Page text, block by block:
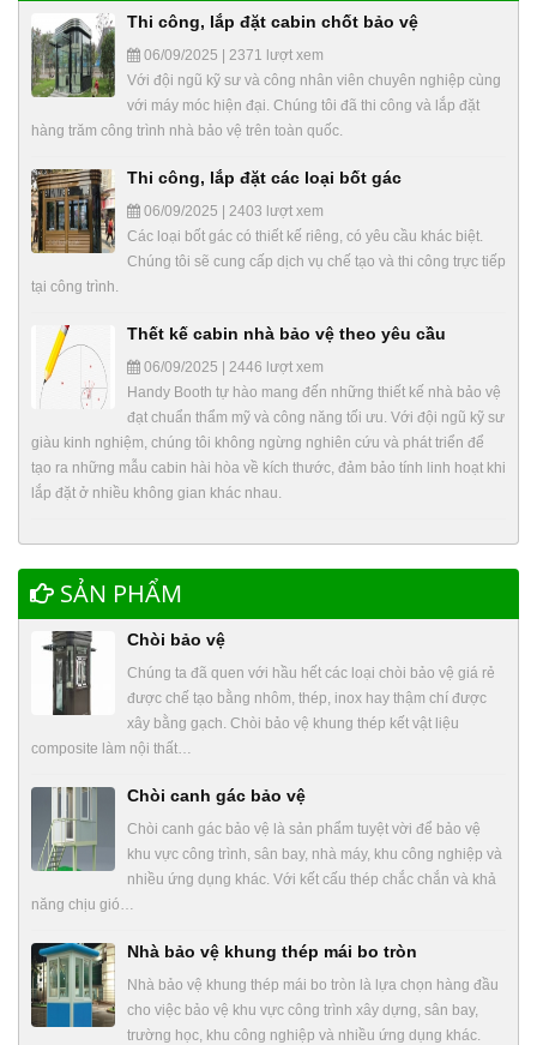
Thi công, lắp đặt cabin chốt bảo vệ
06/09/2025 | 2371 lượt xem
Với đội ngũ kỹ sư và công nhân viên chuyên nghiệp cùng
với máy móc hiện đại. Chúng tôi đã thi công và lắp đặt
hàng trăm công trình nhà bảo vệ trên toàn quốc.
Thi công, lắp đặt các loại bốt gác
06/09/2025 | 2403 lượt xem
Các loại bốt gác có thiết kế riêng, có yêu cầu khác biệt.
Chúng tôi sẽ cung cấp dịch vụ chế tạo và thi công trực tiếp
tại công trình.
Thết kế cabin nhà bảo vệ theo yêu cầu
06/09/2025 | 2446 lượt xem
Handy Booth tự hào mang đến những thiết kế nhà bảo vệ
đạt chuẩn thẩm mỹ và công năng tối ưu. Với đội ngũ kỹ sư
giàu kinh nghiệm, chúng tôi không ngừng nghiên cứu và phát triển để
tạo ra những mẫu cabin hài hòa về kích thước, đảm bảo tính linh hoạt khi
lắp đặt ở nhiều không gian khác nhau.
SẢN PHẨM
Chòi bảo vệ
Chúng ta đã quen với hầu hết các loại chòi bảo vệ giá rẻ
được chế tạo bằng nhôm, thép, inox hay thậm chí được
xây bằng gạch. Chòi bảo vệ khung thép kết vật liệu
composite làm nội thất…
Chòi canh gác bảo vệ
Chòi canh gác bảo vệ là sản phẩm tuyệt vời để bảo vệ
khu vực công trình, sân bay, nhà máy, khu công nghiệp và
nhiều ứng dụng khác. Với kết cấu thép chắc chắn và khả
năng chịu gió…
Nhà bảo vệ khung thép mái bo tròn
Nhà bảo vệ khung thép mái bo tròn là lựa chọn hàng đầu
cho việc bảo vệ khu vực công trình xây dựng, sân bay,
trường học, khu công nghiệp và nhiều ứng dụng khác.